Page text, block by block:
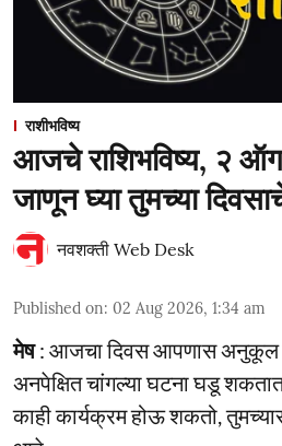
राशीभविष्य
आजचे राशिभविष्य, २
जाणून घ्या तुमच्या
नवशक्ती Web Desk
Published on: 02 Aug 2026, 1:34 am
मेष: आजचा दिवस आपणास अनुकूल
अनपेक्षित चांगल्या घटना घडू
काही कार्यक्रम होऊ शकतो,